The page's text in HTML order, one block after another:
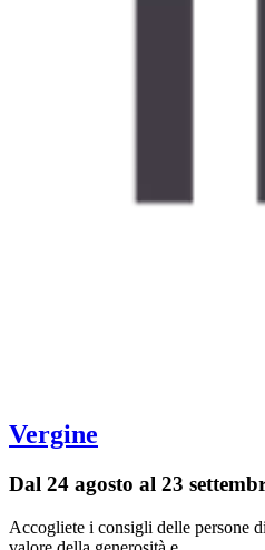
Vergine
Dal 24 agosto al 23
Accogliete i consigli delle persone